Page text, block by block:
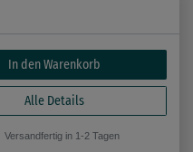
In den Warenkorb
Alle Details
Versandfertig in 1-2 Tagen